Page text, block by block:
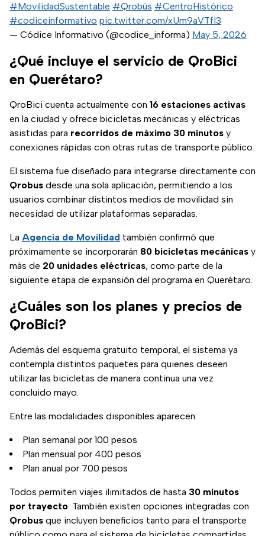
#MovilidadSustentable #Qrobús #CentroHistórico
#codiceinformativo pic.twitter.com/xUm9aVTfI3
— Códice Informativo (@codice_informa) May 5, 2026
¿Qué incluye el servicio de QroBici
en Querétaro?
QroBici cuenta actualmente con 16 estaciones activas
en la ciudad y ofrece bicicletas mecánicas y eléctricas
asistidas para recorridos de máximo 30 minutos y
conexiones rápidas con otras rutas de transporte público.
El sistema fue diseñado para integrarse directamente con
Qrobus desde una sola aplicación, permitiendo a los
usuarios combinar distintos medios de movilidad sin
necesidad de utilizar plataformas separadas.
La Agencia de Movilidad también confirmó que
próximamente se incorporarán 80 bicicletas mecánicas y
más de 20 unidades eléctricas, como parte de la
siguiente etapa de expansión del programa en Querétaro.
¿Cuáles son los planes y precios de
QroBici?
Además del esquema gratuito temporal, el sistema ya
contempla distintos paquetes para quienes deseen
utilizar las bicicletas de manera continua una vez
concluido mayo.
Entre las modalidades disponibles aparecen:
Plan semanal por 100 pesos
Plan mensual por 400 pesos
Plan anual por 700 pesos
Todos permiten viajes ilimitados de hasta 30 minutos
por trayecto. También existen opciones integradas con
Qrobus que incluyen beneficios tanto para el transporte